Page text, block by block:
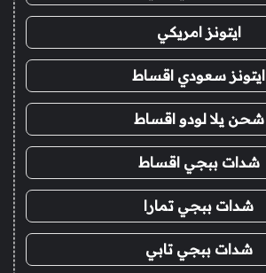
ايتونز امريكي
ايتونز سعودي اقساط
شحن يلا لودو اقساط
شدات ببجي اقساط
شدات ببجي تمارا
شدات ببجي تابي